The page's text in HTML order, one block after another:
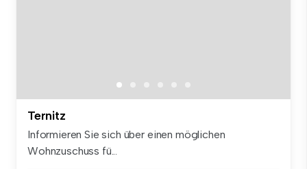
Ternitz
Informieren Sie sich über einen möglichen
Wohnzuschuss fü...